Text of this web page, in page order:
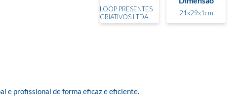
LOOP PRESENTES
CRIATIVOS LTDA
21x29x1cm
e profissional de forma eficaz e eficiente.